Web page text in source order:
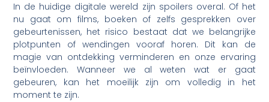
In de huidige digitale wereld zijn spoilers overal. Of het
nu gaat om films, boeken of zelfs gesprekken over
gebeurtenissen, het risico bestaat dat we belangrijke
plotpunten of wendingen vooraf horen. Dit kan de
magie van ontdekking verminderen en onze ervaring
beïnvloeden. Wanneer we al weten wat er gaat
gebeuren, kan het moeilijk zijn om volledig in het
moment te zijn.